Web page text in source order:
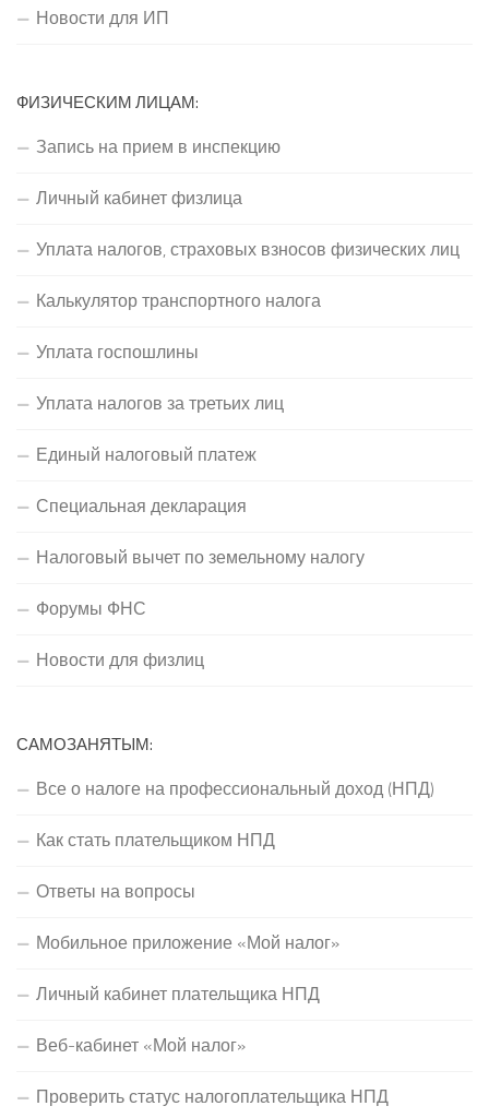
Новости для ИП
ФИЗИЧЕСКИМ ЛИЦАМ:
Запись на прием в инспекцию
Личный кабинет физлица
Уплата налогов, страховых взносов физических лиц
Калькулятор транспортного налога
Уплата госпошлины
Уплата налогов за третьих лиц
Единый налоговый платеж
Специальная декларация
Налоговый вычет по земельному налогу
Форумы ФНС
Новости для физлиц
САМОЗАНЯТЫМ:
Все о налоге на профессиональный доход (НПД)
Как стать плательщиком НПД
Ответы на вопросы
Мобильное приложение «Мой налог»
Личный кабинет плательщика НПД
Веб-кабинет «Мой налог»
Проверить статус налогоплательщика НПД